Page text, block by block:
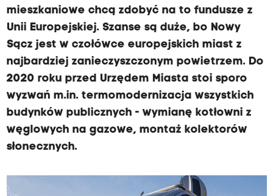
mieszkaniowe chcą zdobyć na to fundusze z
Unii Europejskiej. Szanse są duże, bo Nowy
Sącz jest w czołówce europejskich miast z
najbardziej zanieczyszczonym powietrzem. Do
2020 roku przed Urzędem Miasta stoi sporo
wyzwań m.in. termomodernizacja wszystkich
budynków publicznych - wymianę kotłowni z
węglowych na gazowe, montaż kolektorów
słonecznych.